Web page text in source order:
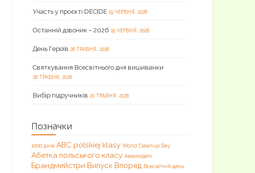
Участь у проєкті DECIDE 19 ЧЕРВНЯ, 2026
Останній дзвоник – 2026 19 ЧЕРВНЯ, 2026
День Героїв 26 ТРАВНЯ, 2026
Святкування Всесвітнього дня вишиванки
26 ТРАВНЯ, 2026
Вибір підручників 20 ТРАВНЯ, 2026
Позначки
1000 днів ABC polskiej klasy World Cleanup Day
Абетка польського класу Авіамоделі
Брандмейстри Випуск Впоряд Всесвітній день